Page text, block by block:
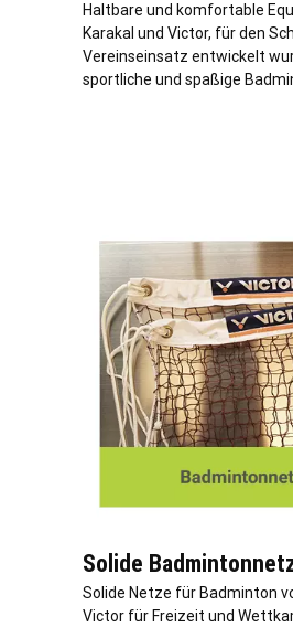
Haltbare und komfortable
Karakal und Victor, für den
Vereinseinsatz entwickelt
sportliche und spaßige
Solide
Solide Netze für Badminton
Victor für Freizeit und